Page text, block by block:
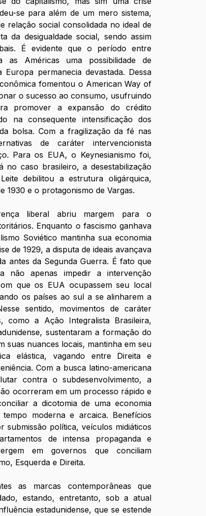
se para além de um mero sistema,
relação social consolidada no ideal de
da desigualdade social, sendo assim
É evidente que o período entre
as Américas uma possibilidade de
permanecia devastada. Dessa
fomentou o American Way of
o sucesso ao consumo, usufruindo
promover a expansão do crédito
na consequente intensificação dos
bolsa. Com a fragilização da fé nas
de caráter intervencionista
Para os EUA, o Keynesianismo foi,
no caso brasileiro, a desestabilização
debilitou a estrutura oligárquica,
1930 e o protagonismo de Vargas.
a crença liberal abriu margem para o
Enquanto o fascismo ganhava
Soviético mantinha sua economia
de 1929, a disputa de ideais avançava
antes da Segunda Guerra. É fato que
não apenas impedir a intervenção
que os EUA ocupassem seu local
os países ao sul a se alinharem a
ㅤNesse sentido, movimentos de caráter
como a Ação Integralista Brasileira,
sustentaram a formação do
suas nuances locais, mantinha em seu
elástica, vagando entre Direita e
Com a busca latino-americana
contra o subdesenvolvimento, a
ocorreram em um processo rápido e
a dicotomia de uma economia
moderna e arcaica. Benefícios
submissão política, veículos midiáticos
de intensa propaganda e
em governos que conciliam
Esquerda e Direita.
as marcas contemporâneas que
estando, entretanto, sob a atual
estadunidense, que se estende